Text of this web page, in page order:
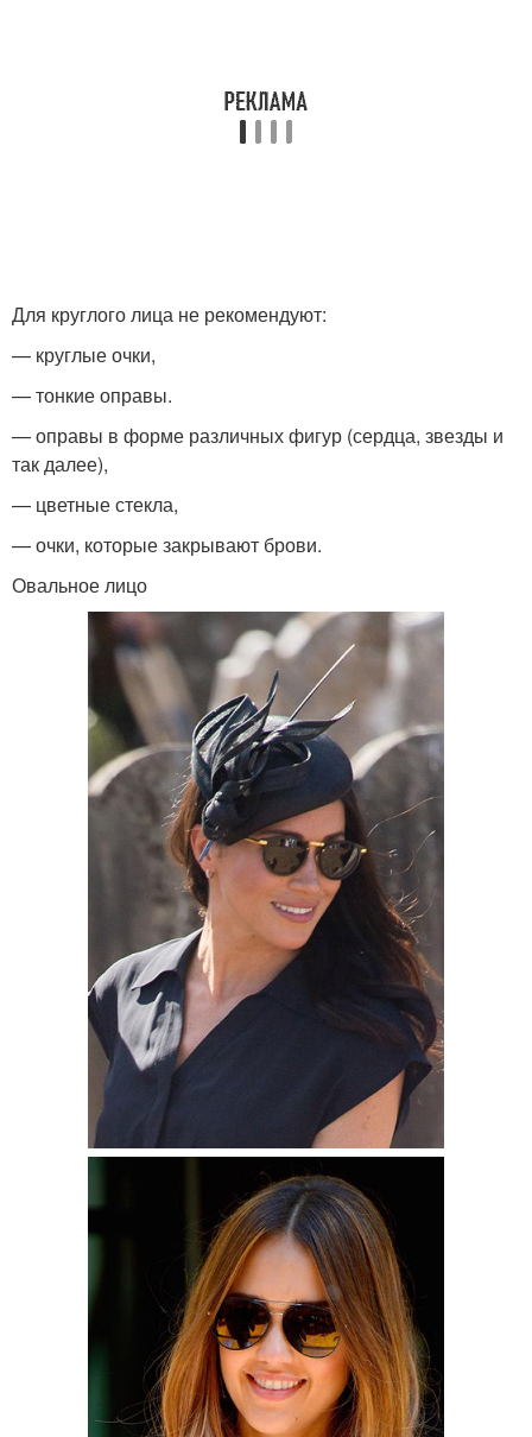
Для круглого лица не рекомендуют:
— круглые очки,
— тонкие оправы.
— оправы в форме различных фигур (сердца, звезды и
так далее),
— цветные стекла,
— очки, которые закрывают брови.
Овальное лицо